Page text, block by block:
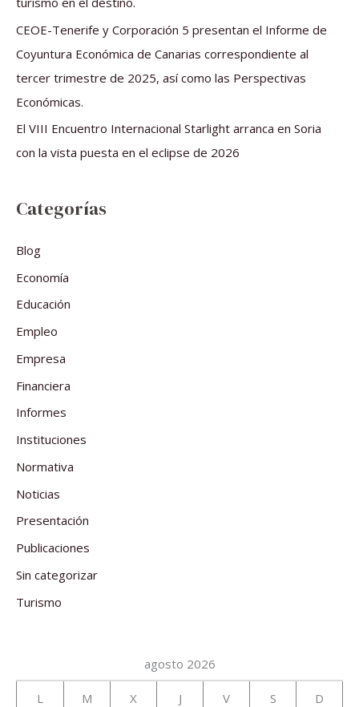
CEOE-Tenerife y Corporación 5 presentan el Informe de
Coyuntura Económica de Canarias correspondiente al
tercer trimestre de 2025, así como las Perspectivas
Económicas.
El VIII Encuentro Internacional Starlight arranca en Soria
con la vista puesta en el eclipse de 2026
Categorías
Blog
Economía
Educación
Empleo
Empresa
Financiera
Informes
Instituciones
Normativa
Noticias
Presentación
Publicaciones
Sin categorizar
Turismo
agosto 2026
L M X J V S D